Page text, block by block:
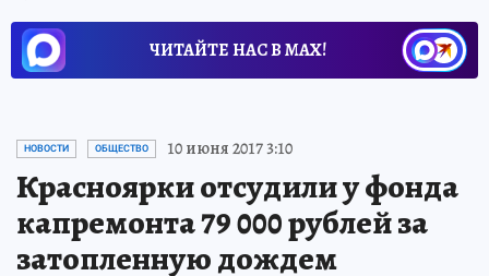
ЧИТАЙТЕ НАС В МАХ!
НОВОСТИ ОБЩЕСТВО 10 июня 2017 3:10
Красноярки отсудили у фонда
капремонта 79 000 рублей за
затопленную дождем